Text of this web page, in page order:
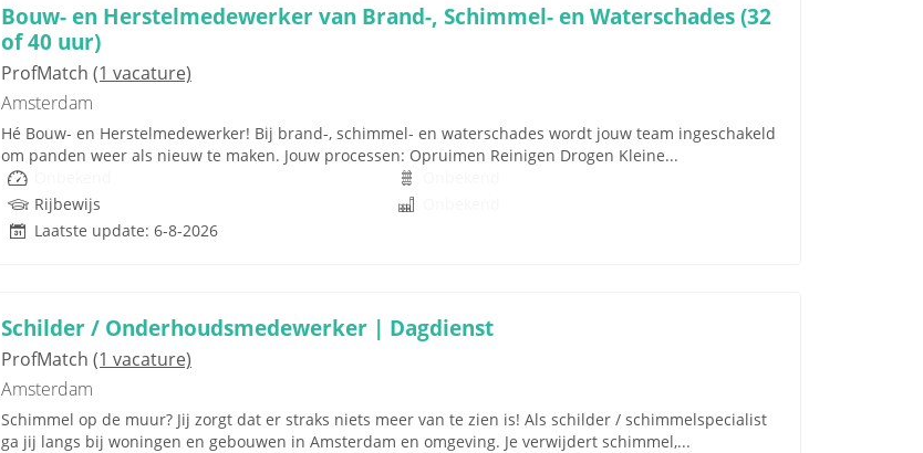
Bouw- en Herstelmedewerker van Brand-, Schimmel- en Waterschades (32
of 40 uur)
ProfMatch (1 vacature)
Amsterdam
Hé Bouw- en Herstelmedewerker! Bij brand-, schimmel- en waterschades wordt jouw team ingeschakeld
om panden weer als nieuw te maken. Jouw processen: Opruimen Reinigen Drogen Kleine...
Rijbewijs
Laatste update: 6-8-2026
Schilder / Onderhoudsmedewerker | Dagdienst
ProfMatch (1 vacature)
Amsterdam
Schimmel op de muur? Jij zorgt dat er straks niets meer van te zien is! Als schilder / schimmelspecialist
ga jij langs bij woningen en gebouwen in Amsterdam en omgeving. Je verwijdert schimmel,...